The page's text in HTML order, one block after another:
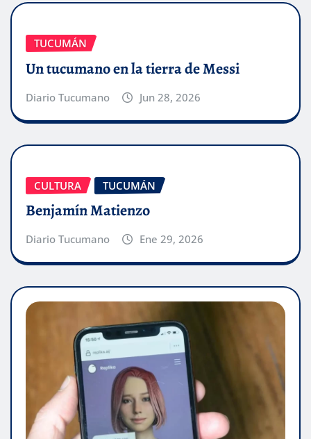
TUCUMÁN
Un tucumano en la tierra de Messi
Diario Tucumano Jun 28, 2026
CULTURA TUCUMÁN
Benjamín Matienzo
Diario Tucumano Ene 29, 2026